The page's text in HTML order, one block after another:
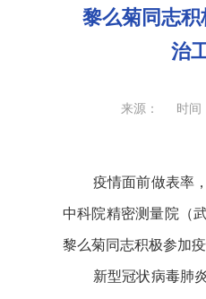
黎么菊同志
治
来源： 时间
疫情面前做表率
中科院精密测量院（
黎么菊同志积极参加
新型冠状病毒肺